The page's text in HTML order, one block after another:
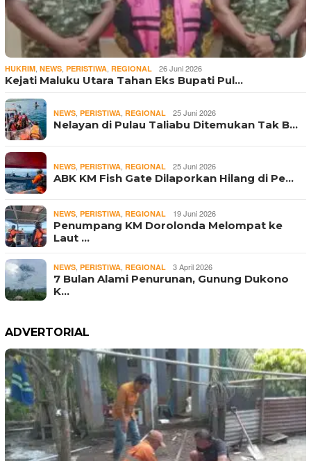
HUKRIM NEWS PERISTIWA REGIONAL 26 Juni 2026
Kejati Maluku Utara Tahan Eks Bupati Pul…
NEWS PERISTIWA REGIONAL 25 Juni 2026
Nelayan di Pulau Taliabu Ditemukan Tak B…
NEWS PERISTIWA REGIONAL 25 Juni 2026
ABK KM Fish Gate Dilaporkan Hilang di Pe…
NEWS PERISTIWA REGIONAL 19 Juni 2026
Penumpang KM Dorolonda Melompat ke
Laut …
NEWS PERISTIWA REGIONAL 3 April 2026
7 Bulan Alami Penurunan, Gunung Dukono
K…
ADVERTORIAL